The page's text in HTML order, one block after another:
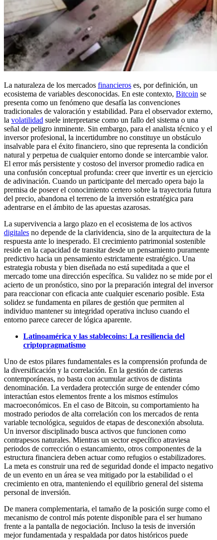
La naturaleza de los mercados financieros es, por definición, un
ecosistema de variables desconocidas. En este contexto, Bitcoin se
presenta como un fenómeno que desafía las convenciones
tradicionales de valoración y estabilidad. Para el observador externo,
la volatilidad suele interpretarse como un fallo del sistema o una
señal de peligro inminente. Sin embargo, para el analista técnico y el
inversor profesional, la incertidumbre no constituye un obstáculo
insalvable para el éxito financiero, sino que representa la condición
natural y perpetua de cualquier entorno donde se intercambie valor.
El error más persistente y costoso del inversor promedio radica en
una confusión conceptual profunda: creer que invertir es un ejercicio
de adivinación. Cuando un participante del mercado opera bajo la
premisa de poseer el conocimiento certero sobre la trayectoria futura
del precio, abandona el terreno de la inversión estratégica para
adentrarse en el ámbito de las apuestas azarosas.
La supervivencia a largo plazo en el ecosistema de los activos
digitales no depende de la clarividencia, sino de la arquitectura de la
respuesta ante lo inesperado. El crecimiento patrimonial sostenible
reside en la capacidad de transitar desde un pensamiento puramente
predictivo hacia un pensamiento estrictamente estratégico. Una
estrategia robusta y bien diseñada no está supeditada a que el
mercado tome una dirección específica. Su validez no se mide por el
acierto de un pronóstico, sino por la preparación integral del inversor
para reaccionar con eficacia ante cualquier escenario posible. Esta
solidez se fundamenta en pilares de gestión que permiten al
individuo mantener su integridad operativa incluso cuando el
entorno parece carecer de lógica aparente.
Latinoamérica y las stablecoins: La resiliencia del
criptopragmatismo
Uno de estos pilares fundamentales es la comprensión profunda de
la diversificación y la correlación. En la gestión de carteras
contemporáneas, no basta con acumular activos de distinta
denominación. La verdadera protección surge de entender cómo
interactúan estos elementos frente a los mismos estímulos
macroeconómicos. En el caso de Bitcoin, su comportamiento ha
mostrado periodos de alta correlación con los mercados de renta
variable tecnológica, seguidos de etapas de desconexión absoluta.
Un inversor disciplinado busca activos que funcionen como
contrapesos naturales. Mientras un sector específico atraviesa
periodos de corrección o estancamiento, otros componentes de la
estructura financiera deben actuar como refugios o estabilizadores.
La meta es construir una red de seguridad donde el impacto negativo
de un evento en un área se vea mitigado por la estabilidad o el
crecimiento en otra, manteniendo el equilibrio general del sistema
personal de inversión.
De manera complementaria, el tamaño de la posición surge como el
mecanismo de control más potente disponible para el ser humano
frente a la pantalla de negociación. Incluso la tesis de inversión
mejor fundamentada y respaldada por datos históricos puede